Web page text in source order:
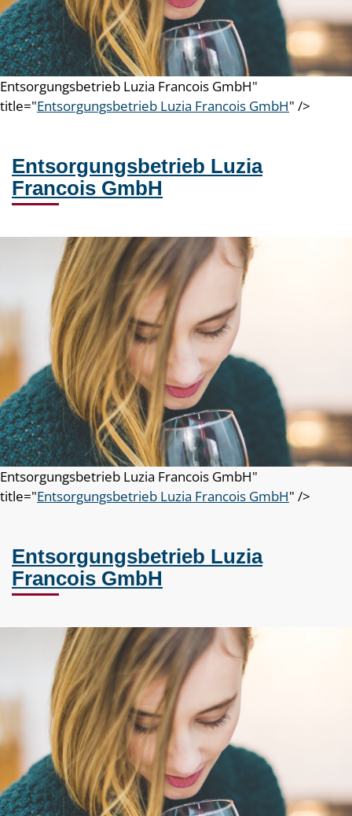
Entsorgungsbetrieb Luzia Francois GmbH"
title="Entsorgungsbetrieb Luzia Francois GmbH" />
Entsorgungsbetrieb Luzia
Francois GmbH
Entsorgungsbetrieb Luzia Francois GmbH"
title="Entsorgungsbetrieb Luzia Francois GmbH" />
Entsorgungsbetrieb Luzia
Francois GmbH